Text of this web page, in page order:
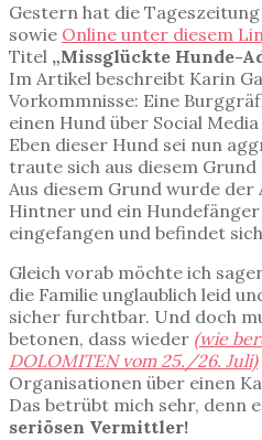
Gestern hat die
sowie Online unter diesem
Titel „Missglückte Hunde-
Im Artikel beschreibt Karin
Vorkommnisse: Eine
einen Hund über Social
Eben dieser Hund sei nun
traute sich aus diesem
Aus diesem Grund wurde
Hintner und ein
eingefangen und befindet
Gleich vorab möchte ich
die Familie unglaublich leid
sicher furchtbar. Und doch
betonen, dass wieder (wie
DOLOMITEN vom 25./26. Juli)
Organisationen über einen
Das betrübt mich sehr, denn
seriösen Vermittler!